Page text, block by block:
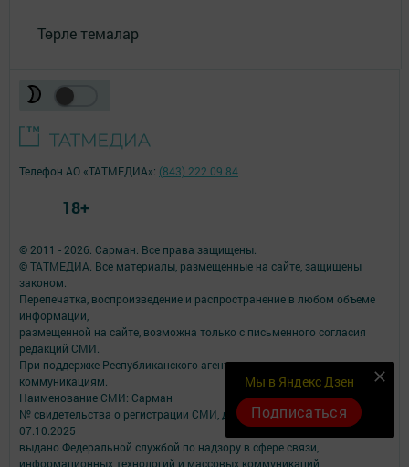
Төрле темалар
Мы в Яндекс Дзен
Подписаться
© 2011 - 2026. Сарман. Все права защищены.
© ТАТМЕДИА. Все материалы, размещенные на сайте, защищены
законом.
Перепечатка, воспроизведение и распространение в любом объеме
информации,
размещенной на сайте, возможна только с письменного согласия
редакций СМИ.
При поддержке Республиканского агентства по печати и массовым
коммуникациям.
Наименование СМИ: Сарман
№ свидетельства о регистрации СМИ, дата: ЭЛ № ФС 77 - 90172 от
07.10.2025
выдано Федеральной службой по надзору в сфере связи,
информационных технологий и массовых коммуникаций
Телефон АО «ТАТМЕДИА»: (843) 222 09 84
18+